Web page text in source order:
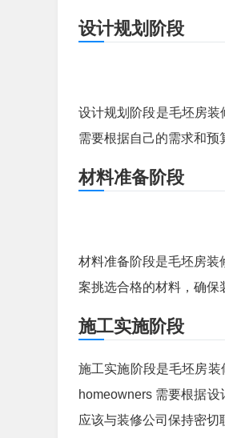
设计规划阶段
设计规划阶段是毛坯房
需要根据自己的需求和预
材料准备阶段
材料准备阶段是毛坯房装
案挑选合格的材料，确保
施工实施阶段
施工实施阶段是毛坯房装
homeowners 需要根据
应该与装修公司保持密切